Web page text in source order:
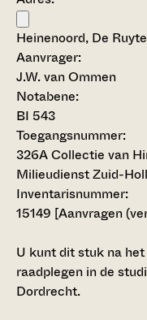
Heinenoord, De
Aanvrager:
J.W. van Ommen
Notabene:
BI 543
Toegangsnummer:
326A Collectie van
Milieudienst Zuid-
Inventarisnummer:
15149 [Aanvragen
U kunt dit stuk na
raadplegen in de
Dordrecht.